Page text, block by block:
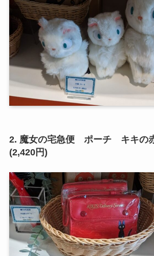
2. 魔女の宅急便 ポーチ キキの
(2,420円)